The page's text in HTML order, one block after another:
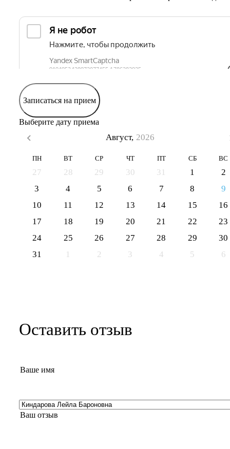
Записаться на прием
Выберите дату приема
Август, 2026
ПН ВТ СР ЧТ ПТ СБ ВС
27 28 29 30 31 1
2
3
4 5 6 7 8
9
10
11 12 13 14 15
16
17
18 19 20 21 22
23
24
25 26 27 28 29
30
31
1 2 3 4 5 6
Оставить отзыв